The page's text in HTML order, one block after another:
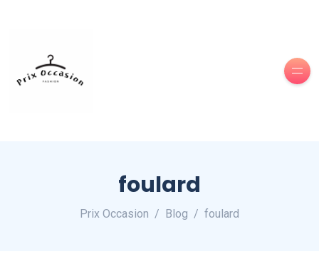
foulard
Prix Occasion Blog foulard